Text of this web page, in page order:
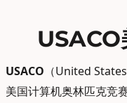
USACO
USACO （United
美国计算机奥林匹克竞